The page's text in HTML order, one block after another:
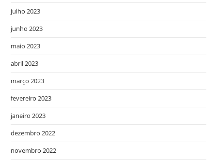
julho 2023
junho 2023
maio 2023
abril 2023
março 2023
fevereiro 2023
janeiro 2023
dezembro 2022
novembro 2022